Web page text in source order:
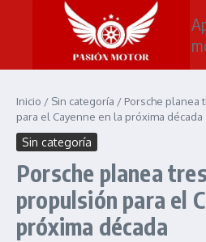
Saltar al contenido
Inicio / Sin categoría / Porsche planea
para el Cayenne en la próxima década
Sin categoría
Porsche planea
propulsión para el
próxima década